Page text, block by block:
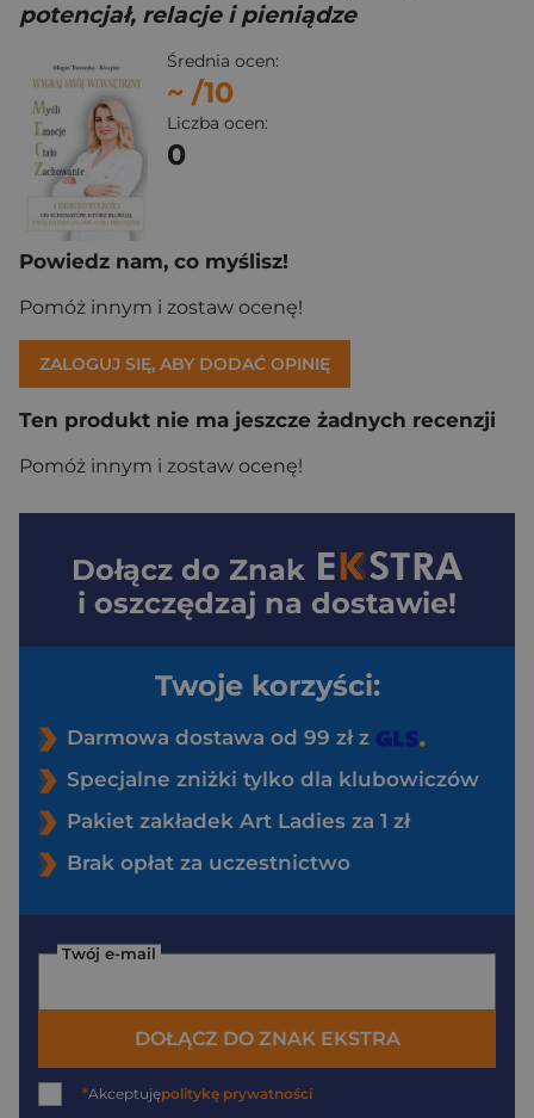
potencjał, relacje i pieniądze
Średnia ocen:
~ /10
Liczba ocen:
0
Powiedz nam, co myślisz!
Pomóż innym i zostaw ocenę!
ZALOGUJ SIĘ, ABY DODAĆ OPINIĘ
Ten produkt nie ma jeszcze żadnych recenzji
Pomóż innym i zostaw ocenę!
Dołącz do Znak
i oszczędzaj na dostawie!
Twoje korzyści:
Darmowa dostawa od 99 zł z
Specjalne zniżki tylko dla klubowiczów
Pakiet zakładek Art Ladies za 1 zł
Brak opłat za uczestnictwo
Twój e-mail
DOŁĄCZ DO ZNAK EKSTRA
*Akceptujępolitykę prywatności